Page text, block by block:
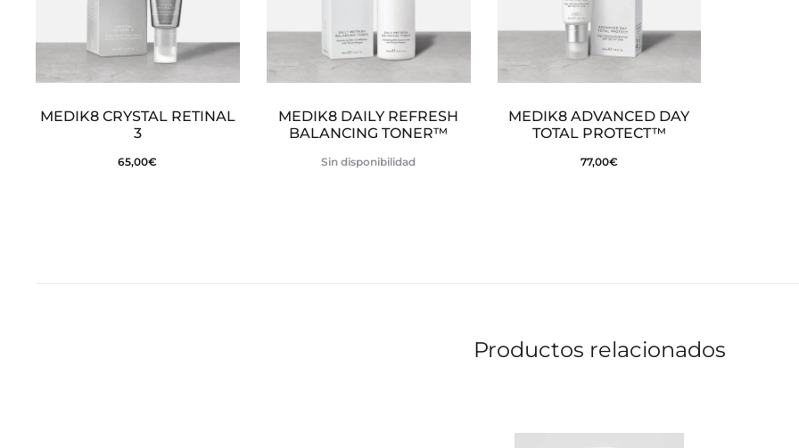
MEDIK8 CRYSTAL RETINAL
3
65,00€
MEDIK8 DAILY REFRESH
BALANCING TONER™
Sin disponibilidad
MEDIK8 ADVANCED DAY
TOTAL PROTECT™
77,00€
Productos relacionados